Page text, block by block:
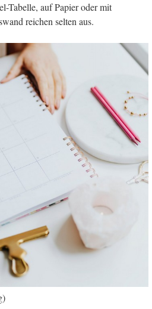
Tabelle, auf Papier oder mit
reichen selten aus.